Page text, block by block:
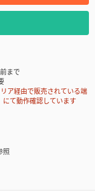
まで
ア経由で販売されている端
にて動作確認しています
照